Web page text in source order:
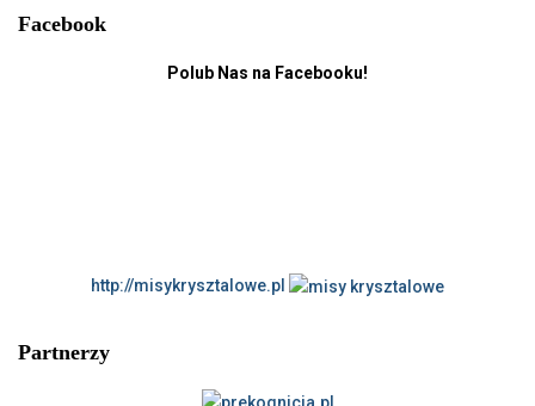
Facebook
Polub Nas na Facebooku!
http://misykrysztalowe.pl
Partnerzy